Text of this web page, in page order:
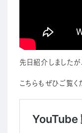
先日紹介しました
こちらもぜひご覧く